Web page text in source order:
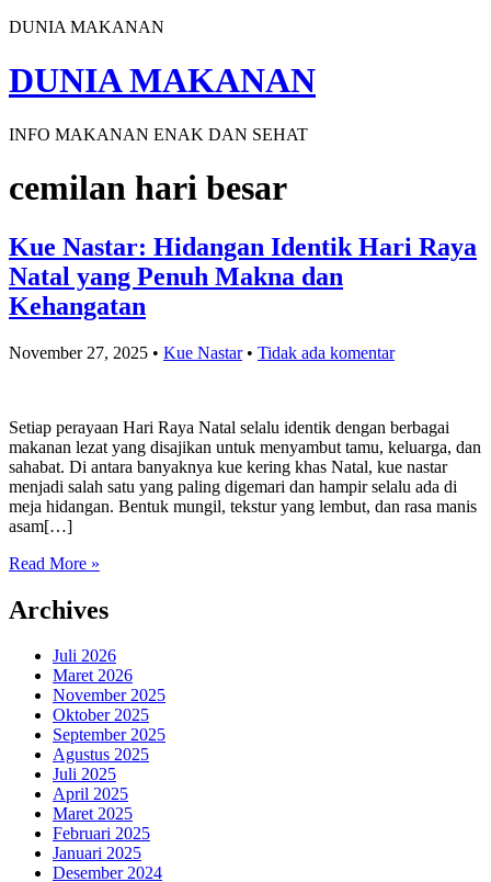
DUNIA MAKANAN
DUNIA MAKANAN
INFO MAKANAN ENAK DAN SEHAT
cemilan hari besar
Kue Nastar: Hidangan Identik Hari Raya
Natal yang Penuh Makna dan
Kehangatan
November 27, 2025 • Kue Nastar • Tidak ada komentar
Setiap perayaan Hari Raya Natal selalu identik dengan berbagai
makanan lezat yang disajikan untuk menyambut tamu, keluarga, dan
sahabat. Di antara banyaknya kue kering khas Natal, kue nastar
menjadi salah satu yang paling digemari dan hampir selalu ada di
meja hidangan. Bentuk mungil, tekstur yang lembut, dan rasa manis
asam[…]
Read More »
Archives
Juli 2026
Maret 2026
November 2025
Oktober 2025
September 2025
Agustus 2025
Juli 2025
April 2025
Maret 2025
Februari 2025
Januari 2025
Desember 2024